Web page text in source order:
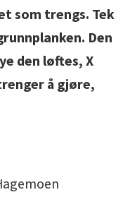
som trengs. Tek
Den
den løftes, X
å gjøre,